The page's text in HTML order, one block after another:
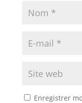
Enregistrer